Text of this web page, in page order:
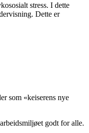
stress. I dette
Dette er
som «keiserens nye
godt for alle.